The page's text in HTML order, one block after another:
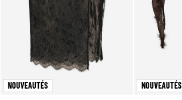
NOUVEAUTÉS NOUVEAUTÉS